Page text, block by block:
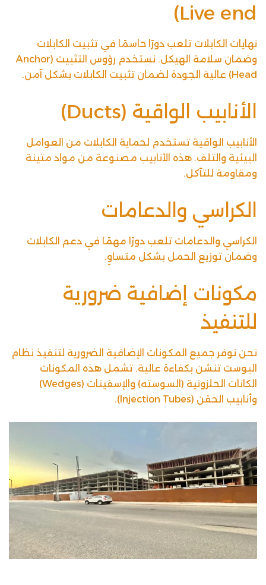
Live end)
نهايات الكابلات تلعب دورًا حاسمًا في تثبيت الكابلات
وضمان سلامة الهيكل. نستخدم رؤوس التثبيت (Anchor
Head) عالية الجودة لضمان تثبيت الكابلات بشكل آمن.
الأنابيب الواقية (Ducts)
الأنابيب الواقية تستخدم لحماية الكابلات من العوامل
البيئية والتلف. هذه الأنابيب مصنوعة من مواد متينة
ومقاومة للتآكل.
الكراسي والدعامات
الكراسي والدعامات تلعب دورًا مهمًا في دعم الكابلات
وضمان توزيع الحمل بشكل متساوٍ.
مكونات إضافية ضرورية
للتنفيذ
نحن نوفر جميع المكونات الإضافية الضرورية لتنفيذ نظام
البوست تنشن بكفاءة عالية. تشمل هذه المكونات
الكانات الحلزونية (السوسته) والإسفينات (Wedges)
وأنابيب الحقن (Injection Tubes).